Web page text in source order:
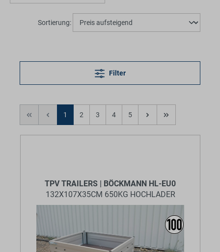
Sortierung:
Filter
1 2 3 4 5
TPV TRAILERS | BÖCKMANN HL-EU0
132X107X35CM 650KG HOCHLADER